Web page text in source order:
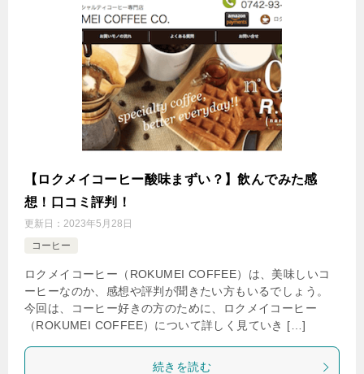
【ロクメイコーヒー酸味まずい？】飲んでみた感
想！口コミ評判！
更新日： 2023年5月28日
コーヒー
ロクメイコーヒー（ROKUMEI COFFEE）は、美味しいコ
ーヒーなのか、感想や評判が聞きたい方もいるでしょう。
今回は、コーヒー好きの方のために、ロクメイコーヒー
（ROKUMEI COFFEE）について詳しく見ていき […]
続きを読む